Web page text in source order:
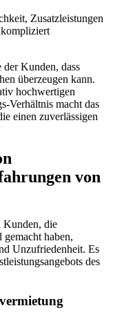
Zusatzleistungen
der Kunden, dass
überzeugen kann.
hochwertigen
Verhältnis macht das
einen zuverlässigen
von
Kunden, die
haben,
Unzufriedenheit. Es
des